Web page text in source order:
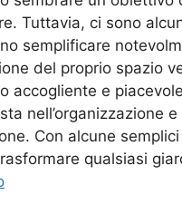
Tuttavia, ci sono
semplificare
del proprio spazio
accogliente e
nell’organizzazione e
Con alcune
qualsiasi